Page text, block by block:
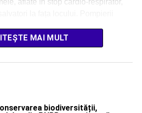
aflate în stop cardio-respirator,
MAI MULT
biodiversității,